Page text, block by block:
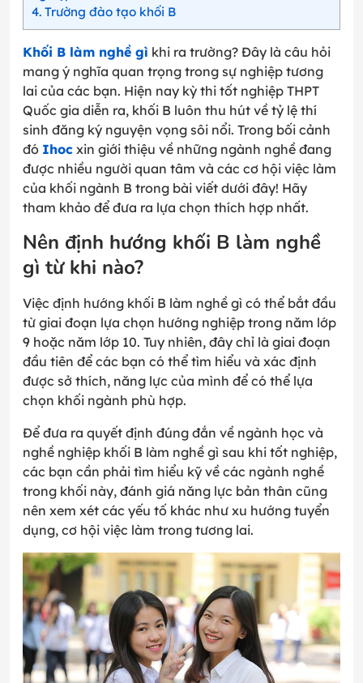
4 Trường đào tạo khối B
Khối B làm nghề gì khi ra trường? Đây là câu hỏi
mang ý nghĩa quan trọng trong sự nghiệp tương
lai của các bạn. Hiện nay kỳ thi tốt nghiệp THPT
Quốc gia diễn ra, khối B luôn thu hút về tỷ lệ thí
sinh đăng ký nguyện vọng sôi nổi. Trong bối cảnh
đó Ihoc xin giới thiệu về những ngành nghề đang
được nhiều người quan tâm và các cơ hội việc làm
của khối ngành B trong bài viết dưới đây! Hãy
tham khảo để đưa ra lựa chọn thích hợp nhất.
Nên định hướng khối B làm nghề
gì từ khi nào?
Việc định hướng khối B làm nghề gì có thể bắt đầu
từ giai đoạn lựa chọn hướng nghiệp trong năm lớp
9 hoặc năm lớp 10. Tuy nhiên, đây chỉ là giai đoạn
đầu tiên để các bạn có thể tìm hiểu và xác định
được sở thích, năng lực của mình để có thể lựa
chọn khối ngành phù hợp.
Để đưa ra quyết định đúng đắn về ngành học và
nghề nghiệp khối B làm nghề gì sau khi tốt nghiệp,
các bạn cần phải tìm hiểu kỹ về các ngành nghề
trong khối này, đánh giá năng lực bản thân cũng
nên xem xét các yếu tố khác như xu hướng tuyển
dụng, cơ hội việc làm trong tương lai.